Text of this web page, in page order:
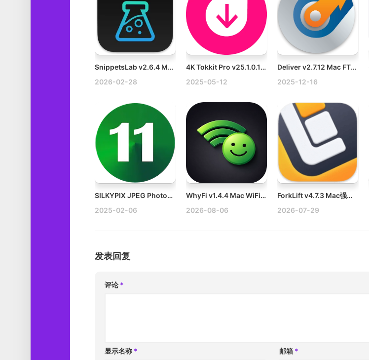
SnippetsLab v2.6.4 Mac代码片段管理工具破解版
2026-02-28
4K Tokkit Pro v25.1.0.1020 Win TikTok视频下载工具破解版
2025-05-12
Deliver v2.7.12 Mac FTP/SFTP工具
2025-12-16
SILKYPIX JPEG Photography v11.2.17.0 Mac图像处理软件
2025-02-06
WhyFi v1.4.4 Mac WiFi状态监控工具破解版
2026-08-06
ForkLift v4.7.3 Mac强大的FTP文件管理工具破解版
2026-07-29
发表回复
评论 *
显示名称 * 邮箱 *